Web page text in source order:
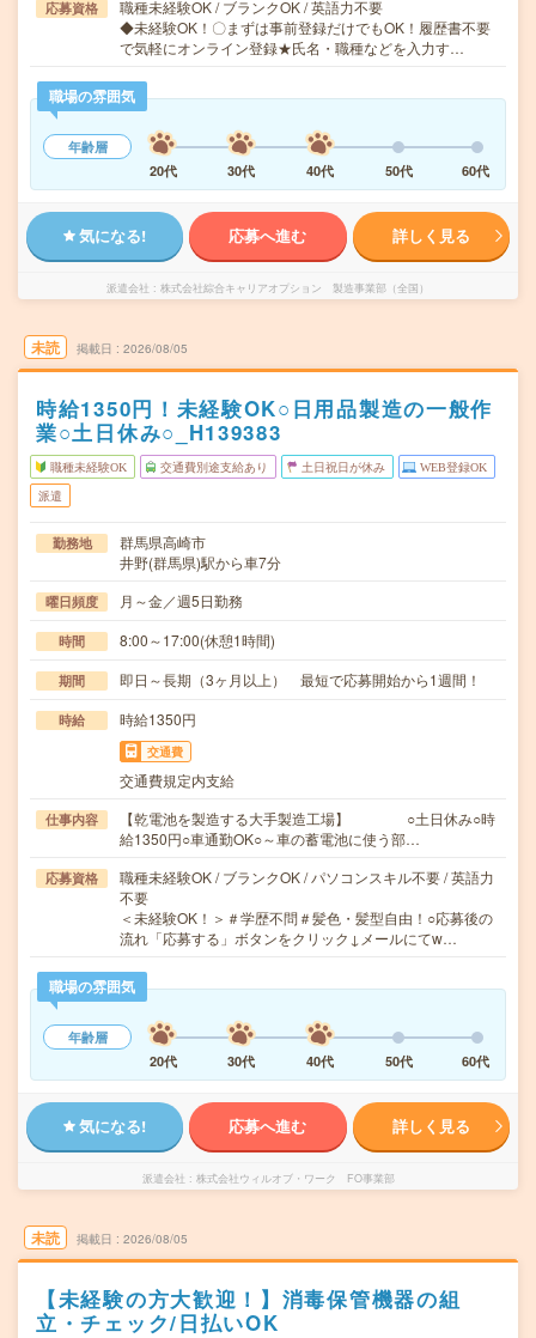
応募資格
職種未経験OK / ブランクOK / 英語力不要
◆未経験OK！〇まずは事前登録だけでもOK！履歴書不要
で気軽にオンライン登録★氏名・職種などを入力す…
職場の雰囲気
年齢層
20代
30代 40代 50代 60代
気になる! 応募へ進む 詳しく見る
派遣会社 株式会社綜合キャリアオプション 製造事業部（全国）
未読 掲載日 2026/08/05
時給1350円！未経験OK○日用品製造の一般作
業○土日休み○_H139383
職種未経験OK 交通費別途支給あり 土日祝日が休み WEB登録OK
派遣
勤務地
群馬県高崎市
井野(群馬県)駅から車7分
曜日頻度 月～金／週5日勤務
時間 8:00～17:00(休憩1時間)
期間 即日～長期（3ヶ月以上） 最短で応募開始から1週間！
時給 時給1350円
交通費
交通費規定内支給
仕事内容
【乾電池を製造する大手製造工場】 ○土日休み○時
給1350円○車通勤OK○～車の蓄電池に使う部…
応募資格
職種未経験OK / ブランクOK / パソコンスキル不要 / 英語力
不要
＜未経験OK！＞＃学歴不問＃髪色・髪型自由！○応募後の
流れ「応募する」ボタンをクリック↓メールにてw…
職場の雰囲気
年齢層
20代
30代 40代 50代 60代
気になる! 応募へ進む 詳しく見る
派遣会社 株式会社ウィルオブ・ワーク FO事業部
未読 掲載日 2026/08/05
【未経験の方大歓迎！】消毒保管機器の組
立・チェック/日払いOK